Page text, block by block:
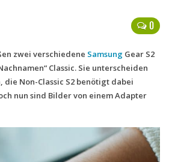
0
zwei verschiedene Samsung Gear S2
Classic. Sie unterscheiden
Non-Classic S2 benötigt dabei
nun sind Bilder von einem Adapter